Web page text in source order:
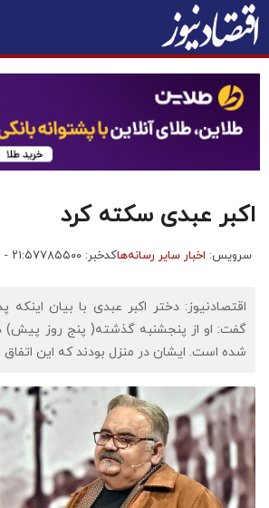
اکبر عبدی سکته کرد
سرویس: اخبار سایر رسانه‌هاکدخبر: ۷۸۵۵۰۰ ۱۴۰۵/
اقتصادنیوز: دختر اکبر عبدی با بیان
گفت: او از پنجشنبه گذشته( پنج روز
شده است. ایشان در منزل بودند که این اتفاق